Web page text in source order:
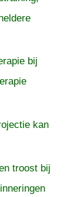
bij
kan
troost bij